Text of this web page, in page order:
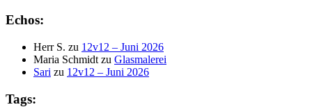
Echos:
Herr S. zu 12v12 – Juni 2026
Maria Schmidt zu Glasmalerei
Sari zu 12v12 – Juni 2026
Tags: